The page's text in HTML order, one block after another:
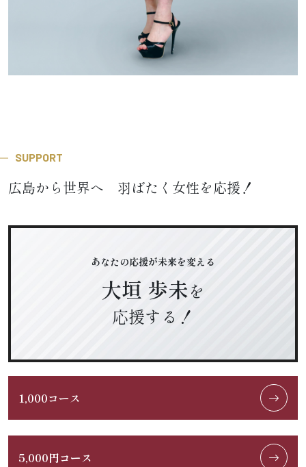
SUPPORT
広島から世界へ 羽ばたく女性を応援！
あなたの応援が未来を変える
大垣 歩未を
応援する！
1,000コース
5,000円コース